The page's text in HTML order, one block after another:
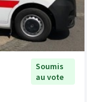
Soumis
au vote